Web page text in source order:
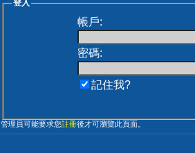
登入
帳戶:
密碼:
記住我?
管理員可能要求您註冊後才可瀏覽此頁面。